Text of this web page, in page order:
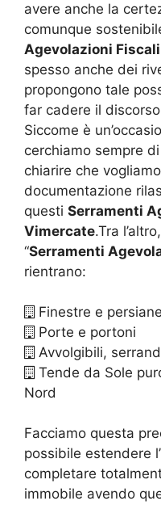
avere anche la
comunque
Agevolazioni
spesso anche dei
propongono tale
far cadere il
Siccome è
cerchiamo sempre
chiarire che
documentazione
questi Serramenti
Vimercate.Tra
“Serramenti
rientrano:
Finestre e persiane
Porte e portoni
Avvolgibili,
Tende da Sole
Nord
Facciamo questa
possibile estendere
completare
immobile avendo